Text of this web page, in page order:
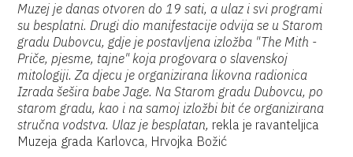
Muzej je danas otvoren do 19 sati, a ulaz i svi programi
su besplatni. Drugi dio manifestacije odvija se u Starom
gradu Dubovcu, gdje je postavljena izložba "The Mith -
Priče, pjesme, tajne" koja progovara o slavenskoj
mitologiji. Za djecu je organizirana likovna radionica
Izrada šešira babe Jage. Na Starom gradu Dubovcu, po
starom gradu, kao i na samoj izložbi bit će organizirana
stručna vodstva. Ulaz je besplatan, rekla je ravanteljica
Muzeja grada Karlovca, Hrvojka Božić